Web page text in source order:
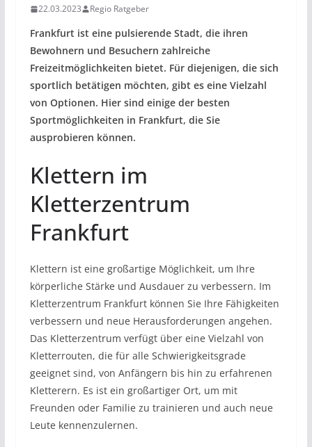
22.03.2023 Regio Ratgeber
Frankfurt ist eine pulsierende Stadt, die ihren
Bewohnern und Besuchern zahlreiche
Freizeitmöglichkeiten bietet. Für diejenigen, die sich
sportlich betätigen möchten, gibt es eine Vielzahl
von Optionen. Hier sind einige der besten
Sportmöglichkeiten in Frankfurt, die Sie
ausprobieren können.
Klettern im
Kletterzentrum
Frankfurt
Klettern ist eine großartige Möglichkeit, um Ihre
körperliche Stärke und Ausdauer zu verbessern. Im
Kletterzentrum Frankfurt können Sie Ihre Fähigkeiten
verbessern und neue Herausforderungen angehen.
Das Kletterzentrum verfügt über eine Vielzahl von
Kletterrouten, die für alle Schwierigkeitsgrade
geeignet sind, von Anfängern bis hin zu erfahrenen
Kletterern. Es ist ein großartiger Ort, um mit
Freunden oder Familie zu trainieren und auch neue
Leute kennenzulernen.